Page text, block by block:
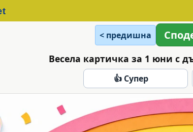
< предишна
Весела картичка за 1 юни с
👍 Супер